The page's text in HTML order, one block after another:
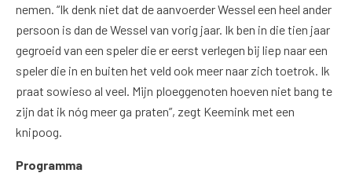
nemen. “Ik denk niet dat de aanvoerder Wessel een heel ander
persoon is dan de Wessel van vorig jaar. Ik ben in die tien jaar
gegroeid van een speler die er eerst verlegen bij liep naar een
speler die in en buiten het veld ook meer naar zich toetrok. Ik
praat sowieso al veel. Mijn ploeggenoten hoeven niet bang te
zijn dat ik nóg meer ga praten”, zegt Keemink met een
knipoog.
Programma